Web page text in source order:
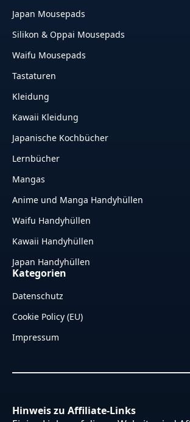
Japan Mousepads
Silikon & Oppai Mousepads
Waifu Mousepads
Tastaturen
Kleidung
Kawaii Kleidung
Japanische Kochbücher
Lernbücher
Mangas
Anime und Manga Handyhüllen
Waifu Handyhüllen
Kawaii Handyhüllen
Japan Handyhüllen
Kategorien
Datenschutz
Cookie Policy (EU)
Impressum
Hinweis zu Affiliate-Links